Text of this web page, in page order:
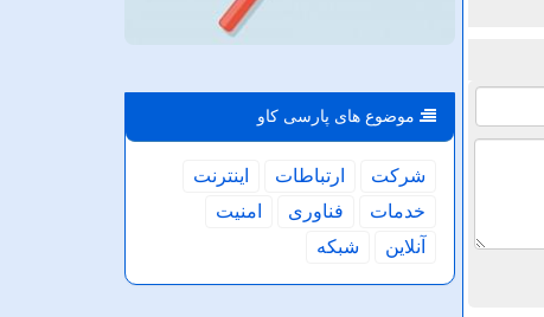
موضوع های پارسی كاو
شركت ارتباطات
اینترنت
خدمات
فناوری
امنیت
آنلاین
شبكه